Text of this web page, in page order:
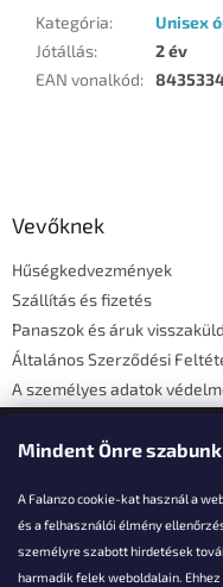
Mindent Önre szabunk
A Falanzo cookie-kat használ a
és a felhasználói élmény
személyre szabott hirdetések
harmadik felek weboldalain.
Kategória:
Unisex
Jótállás:
2 év
EAN vonalkód:
Vevőknek
Hűségkedvezmények
Szállítás és fizetés
Panaszok és áruk
Általános Szerződési
A személyes adatok
Elérhetőségi adatok
Akarsz kérdezni